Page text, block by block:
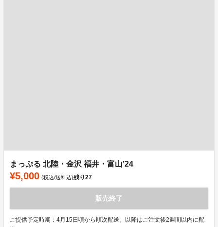
まっぷる 北陸・金沢 福井・富山’24
¥5,000 (税込/送料込)残り27
販売終了
ご提供予定時期：4月15日頃から順次配送。以降はご注文後2週間以内に配